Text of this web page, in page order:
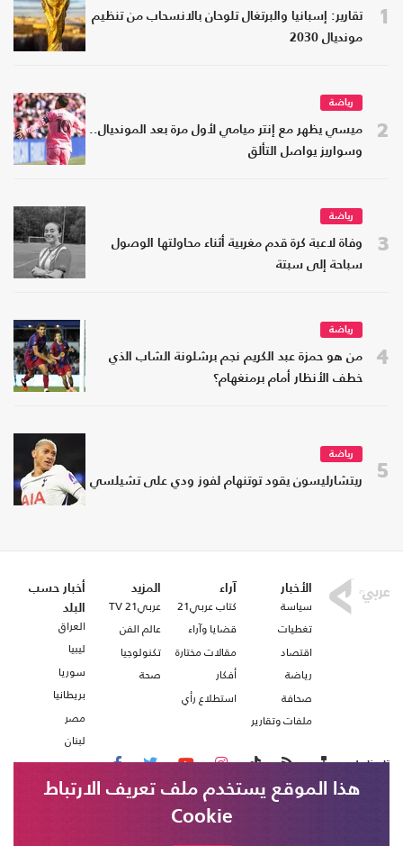
1
تقارير: إسبانيا والبرتغال تلوحان بالانسحاب من تنظيم
مونديال 2030
2
رياضة
ميسي يظهر مع إنتر ميامي لأول مرة بعد المونديال..
وسواريز يواصل التألق
3
رياضة
وفاة لاعبة كرة قدم مغربية أثناء محاولتها الوصول
سباحة إلى سبتة
4
رياضة
من هو حمزة عبد الكريم نجم برشلونة الشاب الذي
خطف الأنظار أمام برمنغهام؟
5
رياضة
ريتشارليسون يقود توتنهام لفوز ودي على تشيلسي
الأخبار
سياسة
تغطيات
اقتصاد
رياضة
صحافة
ملفات وتقارير
آراء
كتاب عربي21
قضايا وآراء
مقالات مختارة
أفكار
استطلاع رأي
المزيد
عربي21 TV
عالم الفن
تكنولوجيا
صحة
أخبار حسب
البلد
العراق
ليبيا
سوريا
بريطانيا
مصر
لبنان
تابعنا على
هذا الموقع يستخدم ملف تعريف الارتباط
Cookie